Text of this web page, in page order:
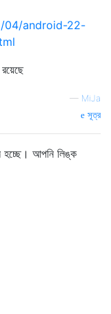
04/android-22-
— MiJa
সূত্র
হচ্ছে। আপনি লিঙ্ক